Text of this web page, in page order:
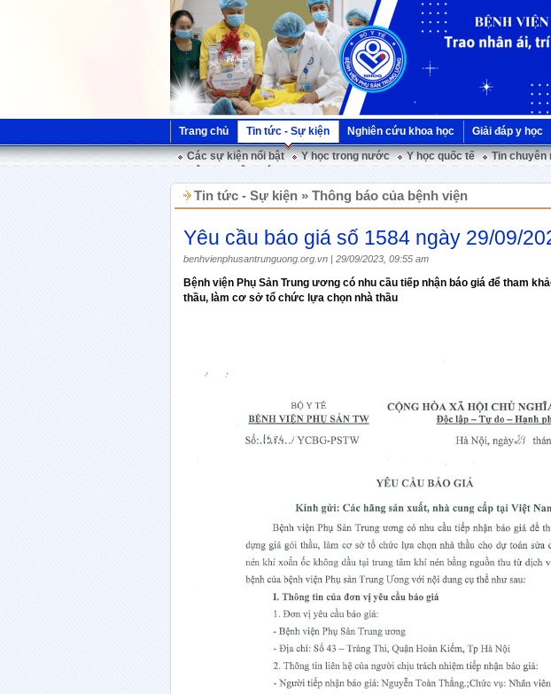
Trang chủ Tin tức - Sự kiện Nghiên cứu khoa học Giải đáp y học
Các sự kiện nổi bật
Y học trong nước Y học quốc tế Tin chuyên
Tin tức - Sự kiện » Thông báo của bệnh viện
Yêu cầu báo giá số 1584 ngày 29/09/
benhvienphusantrunguong.org.vn | 29/09/2023, 09:55 am
Bệnh viện Phụ Sản Trung ương có nhu cầu tiếp nhận báo giá để tham
thầu, làm cơ sở tổ chức lựa chọn nhà thầu